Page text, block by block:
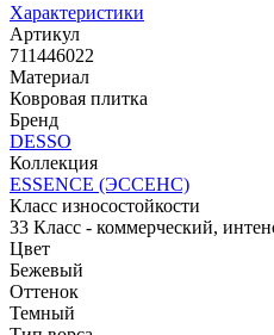
Характеристики
Артикул
711446022
Материал
Ковровая плитка
Бренд
DESSO
Коллекция
ESSENCE (ЭССЕНС)
Класс износостойкости
33 Класс - коммерческий,
Цвет
Бежевый
Оттенок
Темный